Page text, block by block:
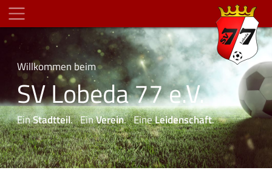
Willkommen beim
SV Lobeda 77 e.V.
EinStadtteil. EinVerein. EineLeidenschaft.